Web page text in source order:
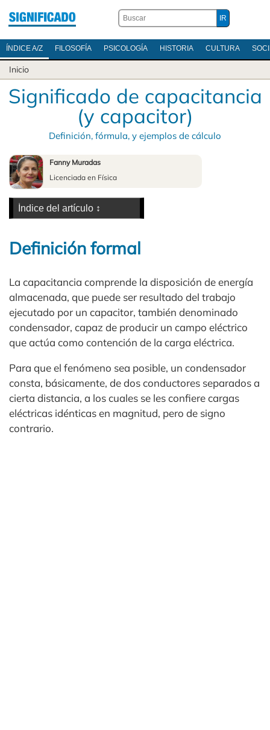
ÍNDICE A/Z FILOSOFÍA PSICOLOGÍA HISTORIA CULTURA
Inicio
Significado de capacitancia
(y capacitor)
Definición, fórmula, y ejemplos de cálculo
Fanny Muradas
Licenciada en Física
Definición formal
La capacitancia comprende la disposición de energía
almacenada, que puede ser resultado del trabajo
ejecutado por un capacitor, también denominado
condensador, capaz de producir un campo eléctrico
que actúa como contención de la carga eléctrica.
Para que el fenómeno sea posible, un condensador
consta, básicamente, de dos conductores separados a
cierta distancia, a los cuales se les confiere cargas
eléctricas idénticas en magnitud, pero de signo
contrario.